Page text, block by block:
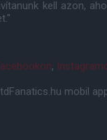
kell azon,
,
mobil